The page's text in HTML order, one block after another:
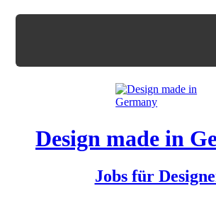
Design made in
Jobs für